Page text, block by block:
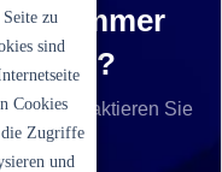
Kontaktieren Sie
zu
sind
Cookies
die Zugriffe
und